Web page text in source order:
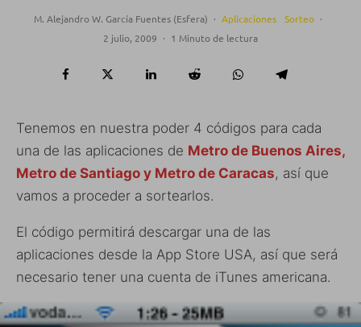
M. Alejandro W. García Fuentes (Esfera) · Aplicaciones Sorteo ·
2 julio, 2009 · 1 Minuto de lectura
Tenemos en nuestra poder 4 códigos para cada
una de las aplicaciones de Metro de Buenos Aires,
Metro de Santiago y Metro de Caracas, así que
vamos a proceder a sortearlos.
El código permitirá descargar una de las
aplicaciones desde la App Store USA, así que será
necesario tener una cuenta de iTunes americana.